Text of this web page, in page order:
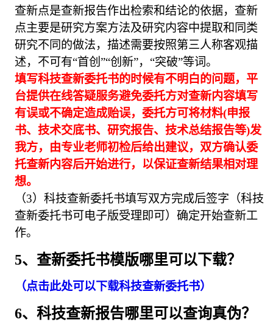
查新点是查新报告作出检索和结论的依据，查新
点主要是研究方案方法及研究内容中提取和同类
研究不同的做法，描述需要按照第三人称客观描
述，不可有“首创”“创新”，“突破”等词。
填写科技查新委托书的时候有不明白的问题，平
台提供在线答疑服务避免委托方对查新内容填写
有误或不确定造成贻误，委托方可将材料(申报
书、技术交底书、研究报告、技术总结报告等)发
我方，由专业老师初检后给出建议，双方确认委
托查新内容后开始进行，以保证查新结果相对理
想。
（3）科技查新委托书填写双方完成后签字（科技
查新委托书可电子版受理即可）确定开始查新工
作。
5、查新委托书模版哪里可以下载？
（点击此处可以下载科技查新委托书）
6、科技查新报告哪里可以查询真伪？